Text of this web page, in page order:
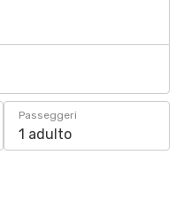
Passeggeri
1 adulto